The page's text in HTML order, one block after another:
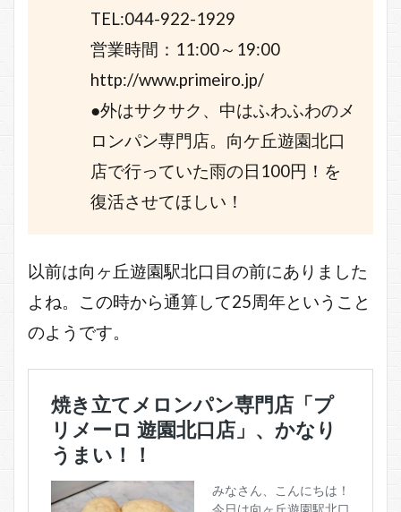
TEL:044-922-1929
営業時間：11:00～19:00
http://www.primeiro.jp/
●外はサクサク、中はふわふわのメ
ロンパン専門店。向ケ丘遊園北口
店で行っていた雨の日100円！を
復活させてほしい！
以前は向ヶ丘遊園駅北口目の前にありました
よね。この時から通算して25周年ということ
のようです。